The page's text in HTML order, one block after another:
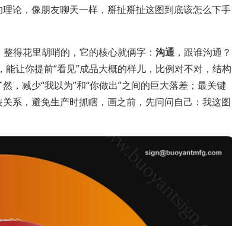
论，像朋友聊天一样，掰扯掰扯这图到底该怎么下手
得花里胡哨的，它的核心就俩字： 沟通 ，跟谁沟通？
让你提前“看见”成品大概的样儿，比例对不对，结构
，减少“我以为”和“你做出”之间的巨大落差；最关键
系，避免生产时抓瞎，画之前，先问问自己：我这图